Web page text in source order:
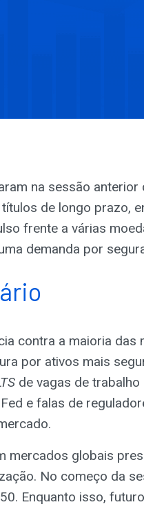
na sessão
de longo prazo,
frente a várias
demanda por
contra a maioria das
por ativos mais
de vagas de trabalho
e falas de
mercados globais
No começo da
Enquanto isso,